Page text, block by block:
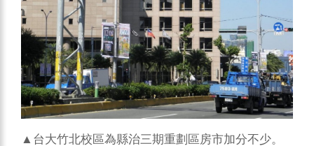
▲台大竹北校區為縣治三期重劃區房市加分不少。